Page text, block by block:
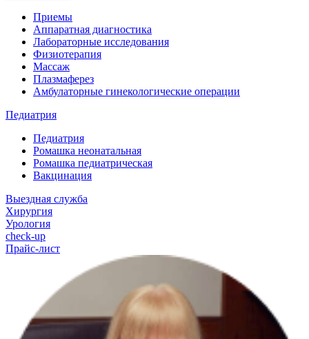
Приемы
Аппаратная диагностика
Лабораторные исследования
Физиотерапия
Массаж
Плазмаферез
Амбулаторные гинекологические операции
Педиатрия
Педиатрия
Ромашка неонатальная
Ромашка педиатрическая
Вакцинация
Выездная служба
Хирургия
Урология
check-up
Прайс-лист